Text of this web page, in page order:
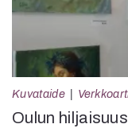
Kuvataide
Oulun